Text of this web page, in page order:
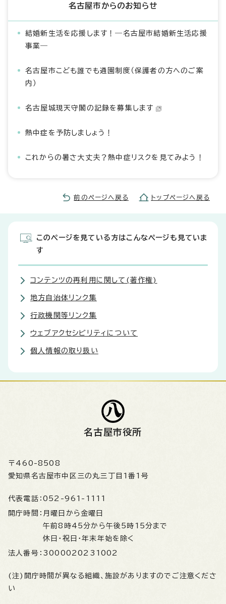
名古屋市からのお知らせ
結婚新生活を応援します！―名古屋市結婚新生活応援
事業―
名古屋市こども誰でも通園制度（保護者の方へのご案
内）
名古屋城現天守閣の記録を募集します
熱中症を予防しましょう！
これからの暑さ大丈夫？熱中症リスクを見てみよう！
前のページへ戻る トップページへ戻る
このページを見ている方はこんなページも見ていま
す
コンテンツの再利用に関して(著作権)
地方自治体リンク集
行政機関等リンク集
ウェブアクセシビリティについて
個人情報の取り扱い
名古屋市役所
〒460-8508
愛知県名古屋市中区三の丸三丁目1番1号
代表電話： 052-961-1111
開庁時間： 月曜日から金曜日
午前8時45分から午後5時15分まで
休日・祝日・年末年始を除く
法人番号： 3000020231002
(注)開庁時間が異なる組織、施設がありますのでご注意くださ
い